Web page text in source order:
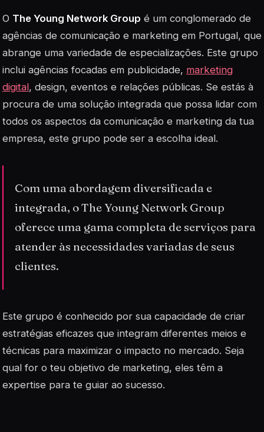
O The Young Network Group é um conglomerado de
agências de comunicação e marketing em Portugal, que
abrange uma variedade de especializações. Este grupo
inclui agências focadas em publicidade, marketing
digital, design, eventos e relações públicas. Se estás à
procura de uma solução integrada que possa lidar com
todos os aspectos da comunicação e marketing da tua
empresa, este grupo pode ser a escolha ideal.
Com uma abordagem diversificada e
integrada, o The Young Network Group
oferece uma gama completa de serviços para
atender às necessidades variadas de seus
clientes.
Este grupo é conhecido por sua capacidade de criar
estratégias eficazes que integram diferentes meios e
técnicas para maximizar o impacto no mercado. Seja
qual for o teu objetivo de marketing, eles têm a
expertise para te guiar ao sucesso.